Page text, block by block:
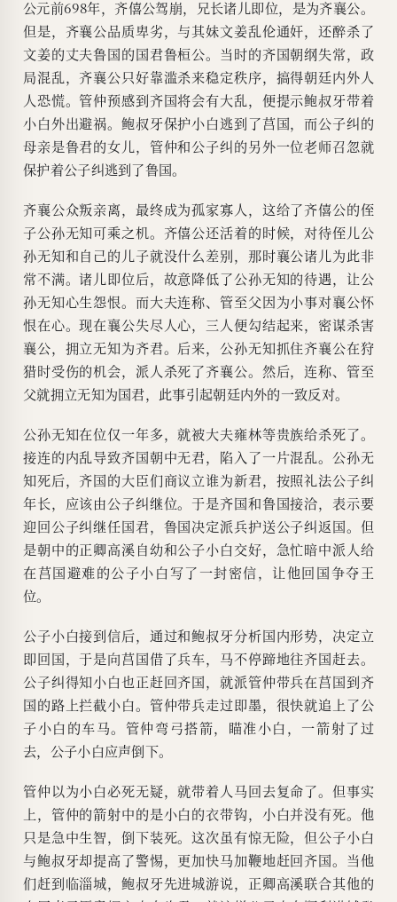
公元前698年，齐僖公驾崩，兄长诸儿即位，是为齐襄公。
但是，齐襄公品质卑劣，与其妹文姜乱伦通奸，还醉杀了
文姜的丈夫鲁国的国君鲁桓公。当时的齐国朝纲失常，政
局混乱，齐襄公只好靠滥杀来稳定秩序，搞得朝廷内外人
人恐慌。管仲预感到齐国将会有大乱，便提示鲍叔牙带着
小白外出避祸。鲍叔牙保护小白逃到了莒国，而公子纠的
母亲是鲁君的女儿，管仲和公子纠的另外一位老师召忽就
保护着公子纠逃到了鲁国。
齐襄公众叛亲离，最终成为孤家寡人，这给了齐僖公的侄
子公孙无知可乘之机。齐僖公还活着的时候，对待侄儿公
孙无知和自己的儿子就没什么差别，那时襄公诸儿为此非
常不满。诸儿即位后，故意降低了公孙无知的待遇，让公
孙无知心生怨恨。而大夫连称、管至父因为小事对襄公怀
恨在心。现在襄公失尽人心，三人便勾结起来，密谋杀害
襄公，拥立无知为齐君。后来，公孙无知抓住齐襄公在狩
猎时受伤的机会，派人杀死了齐襄公。然后，连称、管至
父就拥立无知为国君，此事引起朝廷内外的一致反对。
公孙无知在位仅一年多，就被大夫雍林等贵族给杀死了。
接连的内乱导致齐国朝中无君，陷入了一片混乱。公孙无
知死后，齐国的大臣们商议立谁为新君，按照礼法公子纠
年长，应该由公子纠继位。于是齐国和鲁国接洽，表示要
迎回公子纠继任国君，鲁国决定派兵护送公子纠返国。但
是朝中的正卿高溪自幼和公子小白交好，急忙暗中派人给
在莒国避难的公子小白写了一封密信，让他回国争夺王
位。
公子小白接到信后，通过和鲍叔牙分析国内形势，决定立
即回国，于是向莒国借了兵车，马不停蹄地往齐国赶去。
公子纠得知小白也正赶回齐国，就派管仲带兵在莒国到齐
国的路上拦截小白。管仲带兵走过即墨，很快就追上了公
子小白的车马。管仲弯弓搭箭，瞄准小白，一箭射了过
去，公子小白应声倒下。
管仲以为小白必死无疑，就带着人马回去复命了。但事实
上，管仲的箭射中的是小白的衣带钩，小白并没有死。他
只是急中生智，倒下装死。这次虽有惊无险，但公子小白
与鲍叔牙却提高了警惕，更加快马加鞭地赶回齐国。当他
们赶到临淄城，鲍叔牙先进城游说，正卿高溪联合其他的